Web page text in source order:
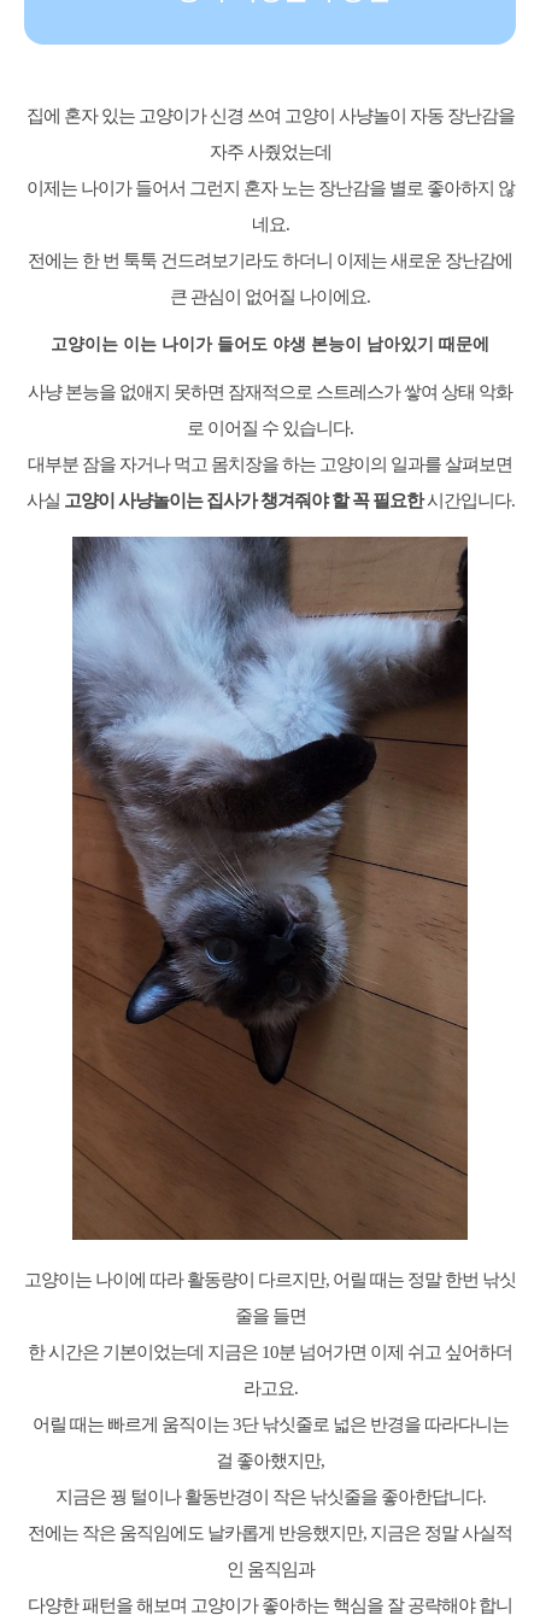
집에 혼자 있는 고양이가 신경 쓰여 고양이 사냥놀이 자동 장난감을
자주 사줬었는데
이제는 나이가 들어서 그런지 혼자 노는 장난감을 별로 좋아하지 않
네요.
전에는 한 번 툭툭 건드려보기라도 하더니 이제는 새로운 장난감에
큰 관심이 없어질 나이에요.
고양이는 이는 나이가 들어도 야생 본능이 남아있기 때문에
사냥 본능을 없애지 못하면 잠재적으로 스트레스가 쌓여 상태 악화
로 이어질 수 있습니다.
대부분 잠을 자거나 먹고 몸치장을 하는 고양이의 일과를 살펴보면
사실 고양이 사냥놀이는 집사가 챙겨줘야 할 꼭 필요한시간입니다.
고양이는 나이에 따라 활동량이 다르지만, 어릴 때는 정말 한번 낚싯
줄을 들면
한 시간은 기본이었는데 지금은 10분 넘어가면 이제 쉬고 싶어하더
라고요.
어릴 때는 빠르게 움직이는 3단 낚싯줄로 넓은 반경을 따라다니는
걸 좋아했지만,
지금은 꿩 털이나 활동반경이 작은 낚싯줄을 좋아한답니다.
전에는 작은 움직임에도 날카롭게 반응했지만, 지금은 정말 사실적
인 움직임과
다양한 패턴을 해보며 고양이가 좋아하는 핵심을 잘 공략해야 합니